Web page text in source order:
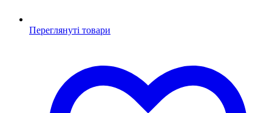
Переглянуті товари